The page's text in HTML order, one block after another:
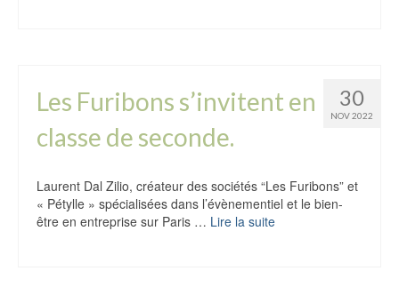
30
NOV 2022
Les Furibons s’invitent en
classe de seconde.
Laurent Dal Zilio, créateur des sociétés “Les Furibons” et
« Pétylle » spécialisées dans l’évènementiel et le bien-
être en entreprise sur Paris … Lire la suite